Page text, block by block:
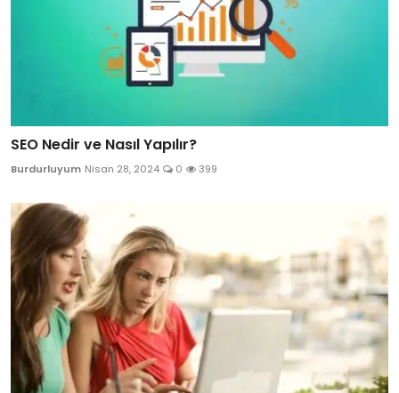
SEO Nedir ve Nasıl Yapılır?
Burdurluyum Nisan 28, 2024 0 399